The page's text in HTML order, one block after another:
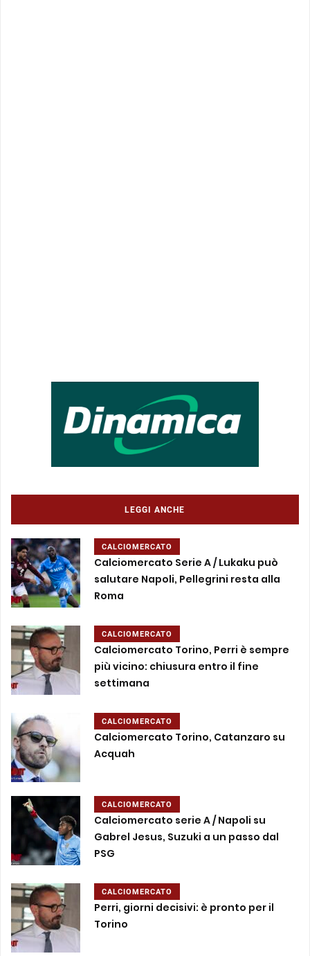
LEGGI ANCHE
CALCIOMERCATO
Calciomercato Serie A / Lukaku può
salutare Napoli, Pellegrini resta alla
Roma
CALCIOMERCATO
Calciomercato Torino, Perri è sempre
più vicino: chiusura entro il fine
settimana
CALCIOMERCATO
Calciomercato Torino, Catanzaro su
Acquah
CALCIOMERCATO
Calciomercato serie A / Napoli su
Gabrel Jesus, Suzuki a un passo dal
PSG
CALCIOMERCATO
Perri, giorni decisivi: è pronto per il
Torino